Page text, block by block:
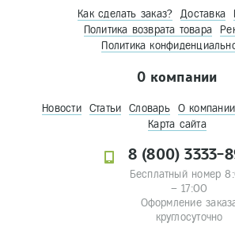
Как сделать заказ? Доставка
Политика возврата товара
Политика
О компании
Новости Статьи Словарь О компании
Карта сайта
8 (800) 3333-
Бесплатный номер
– 17:00
Оформление
круглосуточно